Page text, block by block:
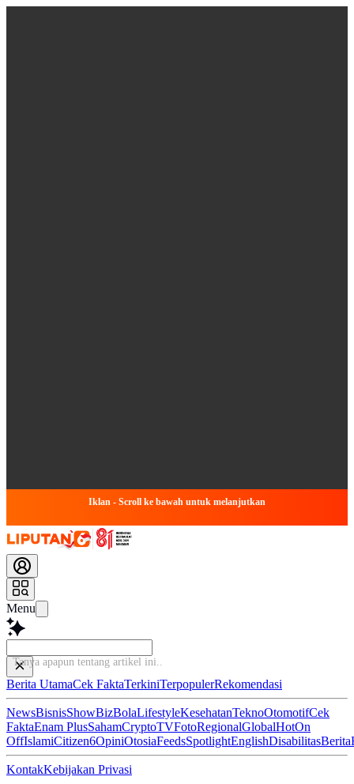
Iklan - Scroll ke bawah untuk melanjutkan
Menu
Tanya apapun tentang
Berita UtamaCek FaktaTerkiniTerpopulerRekomendasi
NewsBisnisShowBizBolaLifestyleKesehatanTeknoOtomotifCek
FaktaEnam PlusSahamCryptoTVFotoRegionalGlobalHotOn
OffIslamiCitizen6OpiniOtosiaFeedsSpotlightEnglishDisabilitasBerita
KontakKebijakan Privasi